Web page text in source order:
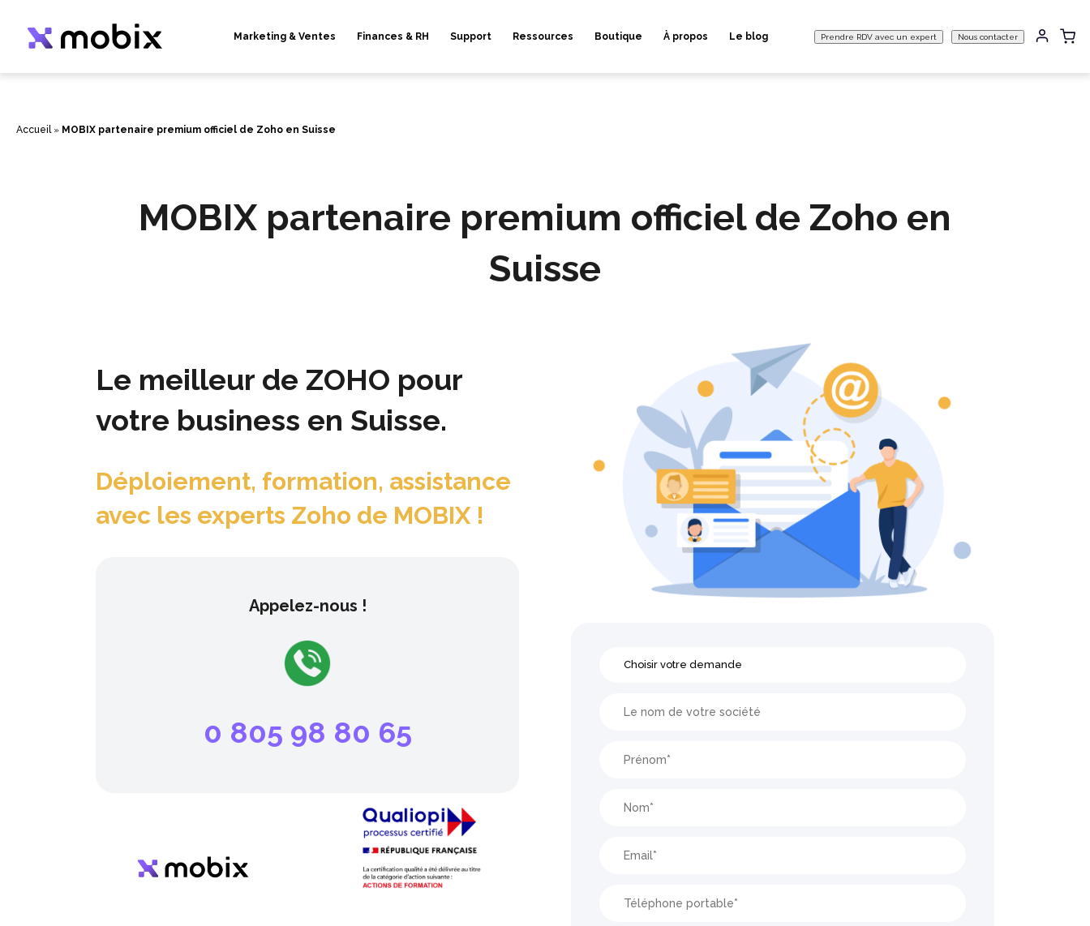
contenu
Marketing & Ventes Finances & RH Support Ressources Boutique À propos Le blog Prendre RDV avec un expert Nous contacter
Accueil» MOBIX partenaire premium officiel de Zoho en Suisse
MOBIX partenaire premium officiel de Zoho en
Suisse
Le meilleur de ZOHO pour
votre business en Suisse.
Déploiement, formation, assistance
avec les experts Zoho de MOBIX !
Appelez-nous !
0 805 98 80 65